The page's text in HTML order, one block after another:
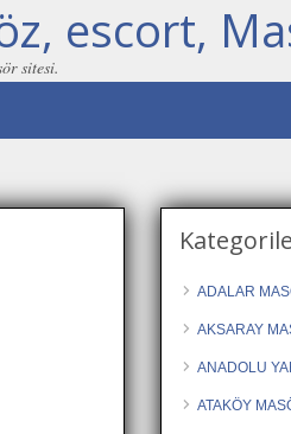
escort,
sitesi.
ADALAR
AKSARAY
ANADOLU
ATAKÖY